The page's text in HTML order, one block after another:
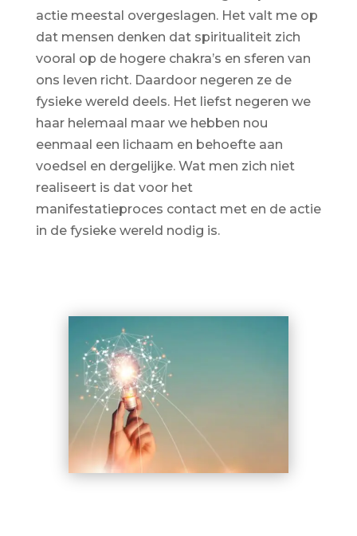
actie meestal overgeslagen. Het valt me op
dat mensen denken dat spiritualiteit zich
vooral op de hogere chakra’s en sferen van
ons leven richt. Daardoor negeren ze de
fysieke wereld deels. Het liefst negeren we
haar helemaal maar we hebben nou
eenmaal een lichaam en behoefte aan
voedsel en dergelijke. Wat men zich niet
realiseert is dat voor het
manifestatieproces contact met en de actie
in de fysieke wereld nodig is.